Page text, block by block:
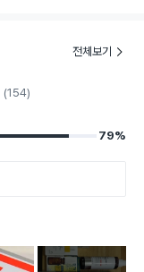
전체보기
(154)
79%